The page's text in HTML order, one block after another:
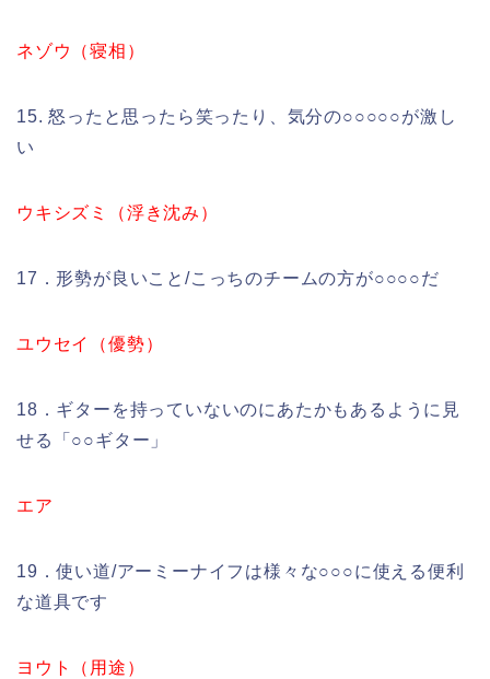
ネゾウ（寝相）
15. 怒ったと思ったら笑ったり、気分の○○○○○が激し
い
ウキシズミ（浮き沈み）
17．形勢が良いこと/こっちのチームの方が○○○○だ
ユウセイ（優勢）
18．ギターを持っていないのにあたかもあるように見
せる「○○ギター」
エア
19．使い道/アーミーナイフは様々な○○○に使える便利
な道具です
ヨウト（用途）